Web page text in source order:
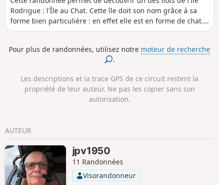
Rodrigue : l'Île au Chat. Cette île doit son nom grâce à sa
forme bien particulière : en effet elle est en forme de chat.
On fera plus précisément le tour de la tête du chat en
30 minutes. La seule plage croisée sera celle du point de
départ le paysage est paradisiaque le long de la balade.
réservation !
Pour plus de randonnées, utilisez notre moteur de recherche
.
Les descriptions et la trace GPS de ce circuit restent la
propriété de leur auteur. Ne pas les copier sans son
autorisation.
AUTEUR
jpv1950
11 Randonnées
Visorandonneur